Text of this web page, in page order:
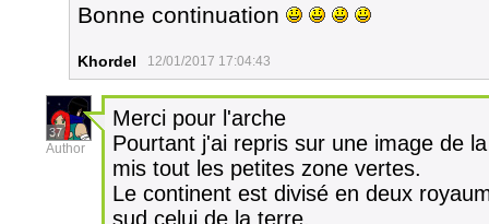
Bonne continuation
Khordel 12/01/2017 17:04:43
37
Author
Merci pour l'arche
Pourtant j'ai repris sur une image de
mis tout les petites zone vertes.
Le continent est divisé en deux
sud celui de la terre.